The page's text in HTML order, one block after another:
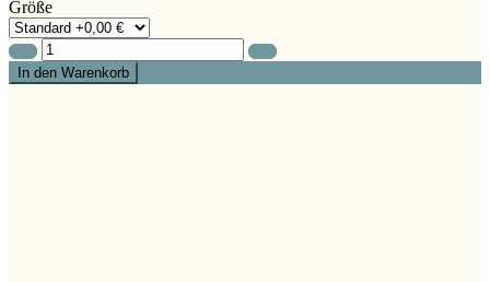
Größe